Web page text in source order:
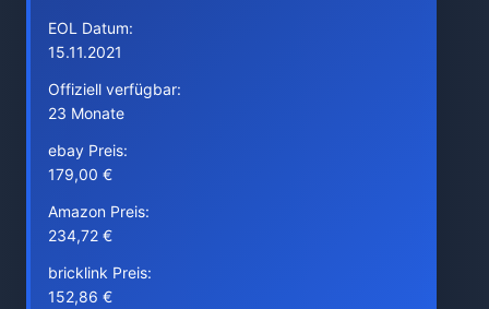
EOL Datum:
15.11.2021
Offiziell verfügbar:
23 Monate
ebay Preis:
179,00 €
Amazon Preis:
234,72 €
bricklink Preis:
152,86 €